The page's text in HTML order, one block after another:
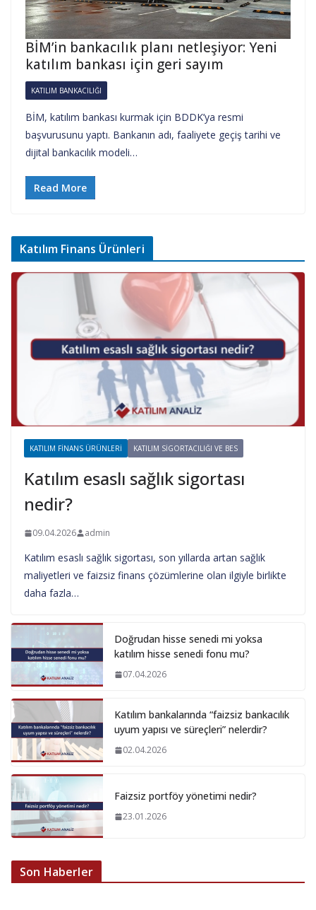
BİM’in bankacılık planı netleşiyor: Yeni
katılım bankası için geri sayım
KATILIM BANKACILIĞI
BİM, katılım bankası kurmak için BDDK’ya resmi
başvurusunu yaptı. Bankanın adı, faaliyete geçiş tarihi ve
dijital bankacılık modeli…
Read More
Katılım Finans Ürünleri
KATILIM FINANS ÜRÜNLERI KATILIM SIGORTACILIĞI VE BES
Katılım esaslı sağlık sigortası
nedir?
09.04.2026 admin
Katılım esaslı sağlık sigortası, son yıllarda artan sağlık
maliyetleri ve faizsiz finans çözümlerine olan ilgiyle birlikte
daha fazla…
Doğrudan hisse senedi mi yoksa
katılım hisse senedi fonu mu?
07.04.2026
Katılım bankalarında “faizsiz bankacılık
uyum yapısı ve süreçleri” nelerdir?
02.04.2026
Faizsiz portföy yönetimi nedir?
23.01.2026
Son Haberler